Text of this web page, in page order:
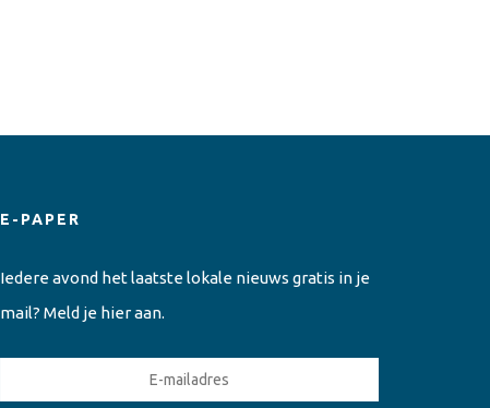
E-PAPER
Iedere avond het laatste lokale nieuws gratis in je
mail? Meld je hier aan.